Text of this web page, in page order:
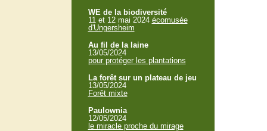
WE de la biodiversité
11 et 12 mai 2024 écomusée
d'Ungersheim
Au fil de la laine
13/05/2024
pour protéger les plantations
La forêt sur un plateau de jeu
13/05/2024
Forêt mixte
Paulownia
12/05/2024
le miracle proche du mirage